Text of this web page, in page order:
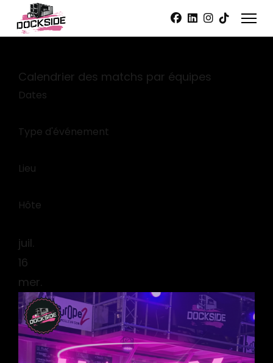
Calendrier des matchs par équipes
Dates
Type d'événement
Lieu
Hôte
juil.
16
mer.